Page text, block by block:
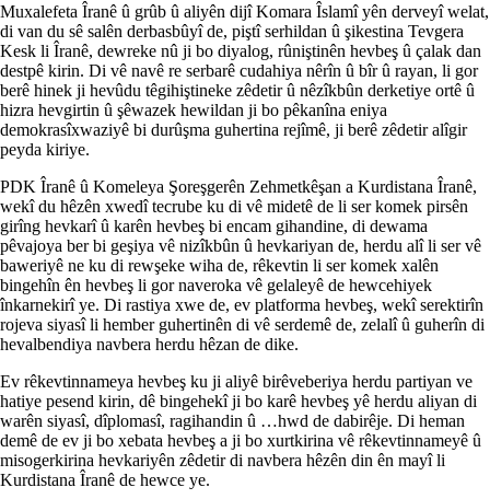
Muxalefeta Îranê û grûb û aliyên dijî Komara Îslamî yên derveyî welat,
di van du sê salên derbasbûyî de, piştî serhildan û şikestina Tevgera
Kesk li Îranê, dewreke nû ji bo diyalog, rûniştinên hevbeş û çalak dan
destpê kirin. Di vê navê re serbarê cudahiya nêrîn û bîr û rayan, li gor
berê hinek ji hevûdu têgihiştineke zêdetir û nêzîkbûn derketiye ortê û
hizra hevgirtin û şêwazek hewildan ji bo pêkanîna eniya
demokrasîxwaziyê bi durûşma guhertina rejîmê, ji berê zêdetir alîgir
peyda kiriye.
PDK Îranê û Komeleya Şoreşgerên Zehmetkêşan a Kurdistana Îranê,
wekî du hêzên xwedî tecrube ku di vê midetê de li ser komek pirsên
girîng hevkarî û karên hevbeş bi encam gihandine, di dewama
pêvajoya ber bi geşiya vê nizîkbûn û hevkariyan de, herdu alî li ser vê
baweriyê ne ku di rewşeke wiha de, rêkevtin li ser komek xalên
bingehîn ên hevbeş li gor naveroka vê gelaleyê de hewcehiyek
înkarnekirî ye. Di rastiya xwe de, ev platforma hevbeş, wekî serektirîn
rojeva siyasî li hember guhertinên di vê serdemê de, zelalî û guherîn di
hevalbendiya navbera herdu hêzan de dike.
Ev rêkevtinnameya hevbeş ku ji aliyê birêveberiya herdu partiyan ve
hatiye pesend kirin, dê bingehekî ji bo karê hevbeş yê herdu aliyan di
warên siyasî, dîplomasî, ragihandin û …hwd de dabirêje. Di heman
demê de ev ji bo xebata hevbeş a ji bo xurtkirina vê rêkevtinnameyê û
misogerkirina hevkariyên zêdetir di navbera hêzên din ên mayî li
Kurdistana Îranê de hewce ye.